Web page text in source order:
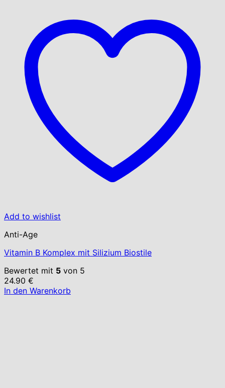
Add to wishlist
Anti-Age
Vitamin B Komplex mit Silizium Biostile
Bewertet mit 5 von 5
24.90 €
In den Warenkorb